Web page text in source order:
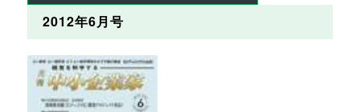
2012年6月号